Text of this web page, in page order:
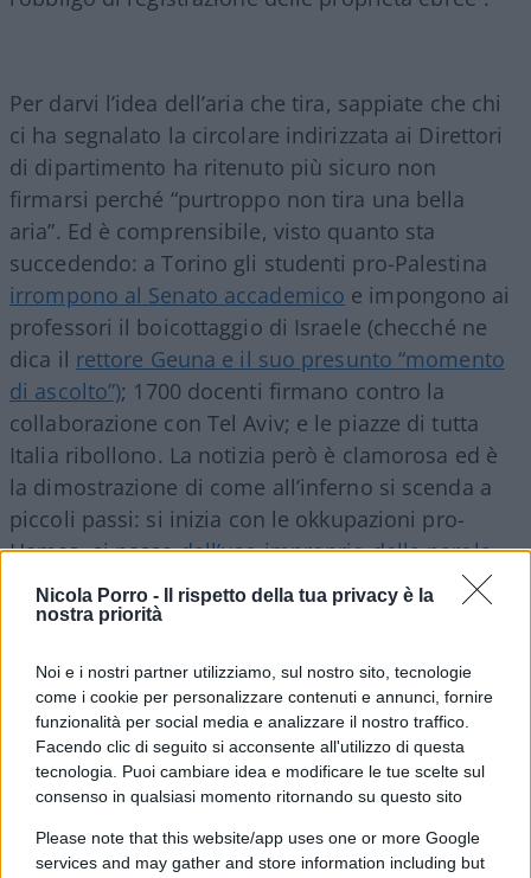
Nicola Porro -
Il rispetto della tua privacy è la
nostra priorità
Noi e i nostri partner utilizziamo, sul nostro sito, tecnologie
come i cookie per personalizzare contenuti e annunci, fornire
funzionalità per social media e analizzare il nostro traffico.
Facendo clic di seguito si acconsente all'utilizzo di questa
tecnologia. Puoi cambiare idea e modificare le tue scelte sul
consenso in qualsiasi momento ritornando su questo sito
Please note that this website/app uses one or more Google
services and may gather and store information including but
Per darvi l’idea dell’aria che tira, sappiate che chi
ci ha segnalato la circolare indirizzata ai Direttori
di dipartimento ha ritenuto più sicuro non
firmarsi perché “purtroppo non tira una bella
aria”. Ed è comprensibile, visto quanto sta
succedendo: a Torino gli studenti pro-Palestina
irrompono al Senato accademico e impongono ai
professori il boicottaggio di Israele (checché ne
dica il rettore Geuna e il suo presunto “momento
di ascolto”); 1700 docenti firmano contro la
collaborazione con Tel Aviv; e le piazze di tutta
Italia ribollono. La notizia però è clamorosa ed è
la dimostrazione di come all’inferno si scenda a
piccoli passi: si inizia con le okkupazioni pro-
Hamas, si passadall’uso improprio della parola
“genocidio”
brandita come Protocolli dei Savi di
Sion e si arriva a
contestare l’ebreo David Parenzo
sputare in strada a due ortodossi. Fino a
schedare, ed è quanto sta succedendo a Bari,
chiunque abbia collaborazioni scientifiche con
istituti israeliani.
Quello che la circolare non spiega è che in